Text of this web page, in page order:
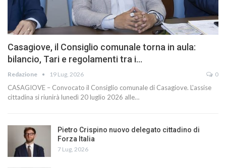
Casagiove, il Consiglio comunale torna in aula:
bilancio, Tari e regolamenti tra i…
Redazione 19 Lug, 2026 0
CASAGIOVE – Convocato il Consiglio comunale di Casagiove. L'assise
cittadina si riunirà lunedì 20 luglio 2026 alle…
Pietro Crispino nuovo delegato cittadino di
Forza Italia
7 Lug, 2026